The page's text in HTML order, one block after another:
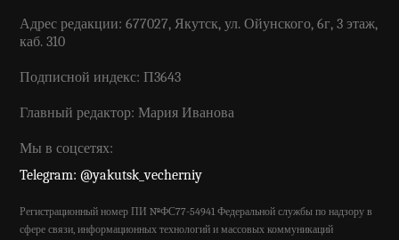
Адрес редакции: 677027, Якутск, ул. Ойунского, 6г, 3 этаж,
каб. 310
Подписной индекс: П3643
Главный редактор: Мария Иванова
Мы в соцсетях:
Telegram: @yakutsk_vecherniy
Регистрационный номер ПИ №ФС77-54941 Федеральной службы по надзору в
сфере связи, информационных технологий и массовых коммуникаций